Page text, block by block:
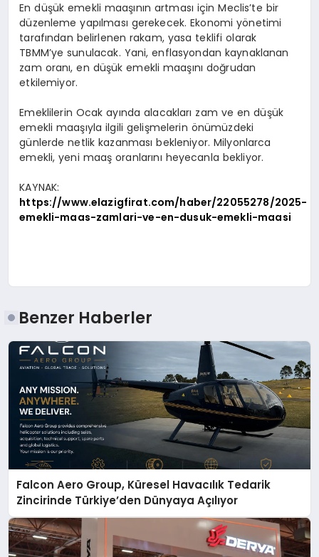
En düşük emekli maaşının artması için Meclis’te bir
düzenleme yapılması gerekecek. Ekonomi yönetimi
tarafından belirlenen rakam, yasa teklifi olarak
TBMM’ye sunulacak. Yani, enflasyondan kaynaklanan
zam oranı, en düşük emekli maaşını doğrudan
etkilemiyor.
Emeklilerin Ocak ayında alacakları zam ve en düşük
emekli maaşıyla ilgili gelişmelerin önümüzdeki
günlerde netlik kazanması bekleniyor. Milyonlarca
emekli, yeni maaş oranlarını heyecanla bekliyor.
KAYNAK:
https://www.elazigfirat.com/haber/22055278/2025-
emekli-maas-zamlari-ve-en-dusuk-emekli-maasi
Benzer Haberler
Falcon Aero Group, Küresel Havacılık Tedarik
Zincirinde Türkiye’den Dünyaya Açılıyor